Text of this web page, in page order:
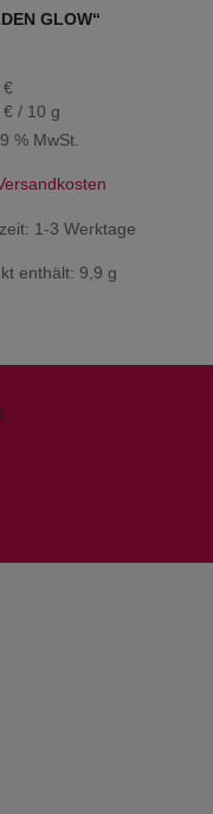
GLOW“
€
€ / 10 g
% MwSt.
1-3 Werktage
enthält: 9,9g